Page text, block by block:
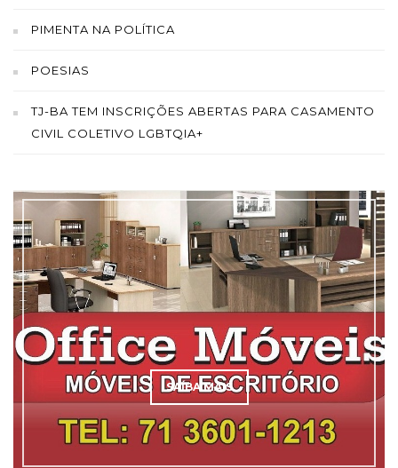
PIMENTA NA POLÍTICA
POESIAS
TJ-BA TEM INSCRIÇÕES ABERTAS PARA CASAMENTO
CIVIL COLETIVO LGBTQIA+
SAÍBA MAIS